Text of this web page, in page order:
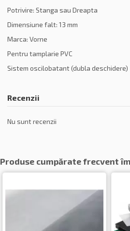
Potrivire: Stanga sau Dreapta
Dimensiune falt: 13 mm
Marca: Vorne
Pentru tamplarie PVC
Sistem oscilobatant (dubla deschidere)
Recenzii
Nu sunt recenzii
Produse cumpărate frecvent